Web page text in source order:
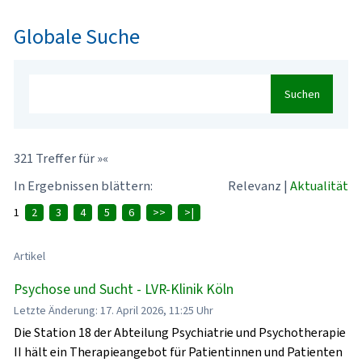
Globale Suche
Suchen
321 Treffer für »«
In Ergebnissen blättern:
Relevanz | Aktualität
1 2 3 4 5 6 >> >|
Artikel
Psychose und Sucht - LVR-Klinik Köln
Letzte Änderung: 17. April 2026, 11:25 Uhr
Die Station 18 der Abteilung Psychiatrie und Psychotherapie
II hält ein Therapieangebot für Patientinnen und Patienten